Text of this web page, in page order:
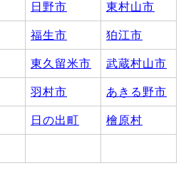
日野市 東村山市
福生市 狛江市
東久留米市 武蔵村山市
羽村市 あきる野市
日の出町 檜原村